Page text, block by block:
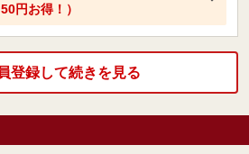
円お得！）
登録して続きを見る